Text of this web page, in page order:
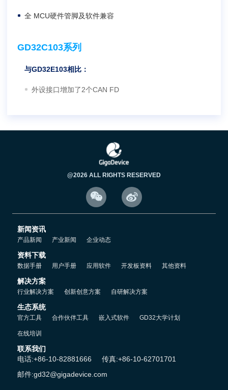
全 MCU硬件管脚及软件兼容
GD32C103系列
与GD32E103相比：
外设接口增加了2个CAN FD
@2026 ALL RIGHTS RESERVED
 
新闻资讯
产品新闻 产业新闻 企业动态
资料下载
数据手册 用户手册 应用软件 开发板资料 其他资料
解决方案
行业解决方案 创新创意方案 自研解决方案
生态系统
官方工具 合作伙伴工具 嵌入式软件 GD32大学计划
在线培训
联系我们
电话:+86-10-82881666
传真:+86-10-62701701
邮件:gd32@gigadevice.com